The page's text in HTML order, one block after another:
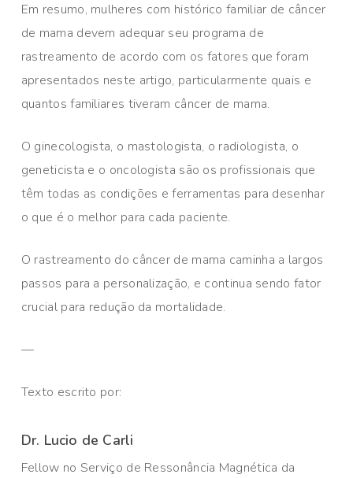
Em resumo, mulheres com histórico familiar de câncer
de mama devem adequar seu programa de
rastreamento de acordo com os fatores que foram
apresentados neste artigo, particularmente quais e
quantos familiares tiveram câncer de mama.
O ginecologista, o mastologista, o radiologista, o
geneticista e o oncologista são os profissionais que
têm todas as condições e ferramentas para desenhar
o que é o melhor para cada paciente.
O rastreamento do câncer de mama caminha a largos
passos para a personalização, e continua sendo fator
crucial para redução da mortalidade.
—
Texto escrito por:
Dr. Lucio de Carli
Fellow no Serviço de Ressonância Magnética da